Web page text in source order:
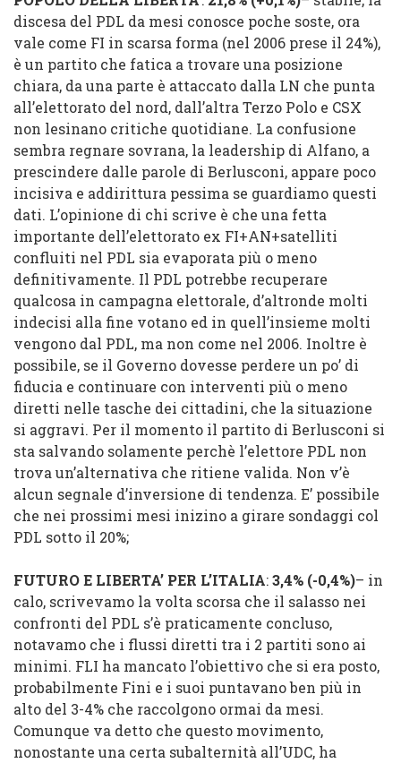
discesa del PDL da mesi conosce poche soste, ora
vale come FI in scarsa forma (nel 2006 prese il 24%),
è un partito che fatica a trovare una posizione
chiara, da una parte è attaccato dalla LN che punta
all’elettorato del nord, dall’altra Terzo Polo e CSX
non lesinano critiche quotidiane. La confusione
sembra regnare sovrana, la leadership di Alfano, a
prescindere dalle parole di Berlusconi, appare poco
incisiva e addirittura pessima se guardiamo questi
dati. L’opinione di chi scrive è che una fetta
importante dell’elettorato ex FI+AN+satelliti
confluiti nel PDL sia evaporata più o meno
definitivamente. Il PDL potrebbe recuperare
qualcosa in campagna elettorale, d’altronde molti
indecisi alla fine votano ed in quell’insieme molti
vengono dal PDL, ma non come nel 2006. Inoltre è
possibile, se il Governo dovesse perdere un po’ di
fiducia e continuare con interventi più o meno
diretti nelle tasche dei cittadini, che la situazione
si aggravi. Per il momento il partito di Berlusconi si
sta salvando solamente perchè l’elettore PDL non
trova un’alternativa che ritiene valida. Non v’è
alcun segnale d’inversione di tendenza. E’ possibile
che nei prossimi mesi inizino a girare sondaggi col
PDL sotto il 20%;
FUTURO E LIBERTA’ PER L’ITALIA:3,4% (-0,4%)– in
calo, scrivevamo la volta scorsa che il salasso nei
confronti del PDL s’è praticamente concluso,
notavamo che i flussi diretti tra i 2 partiti sono ai
minimi. FLI ha mancato l’obiettivo che si era posto,
probabilmente Fini e i suoi puntavano ben più in
alto del 3-4% che raccolgono ormai da mesi.
Comunque va detto che questo movimento,
nonostante una certa subalternità all’UDC, ha